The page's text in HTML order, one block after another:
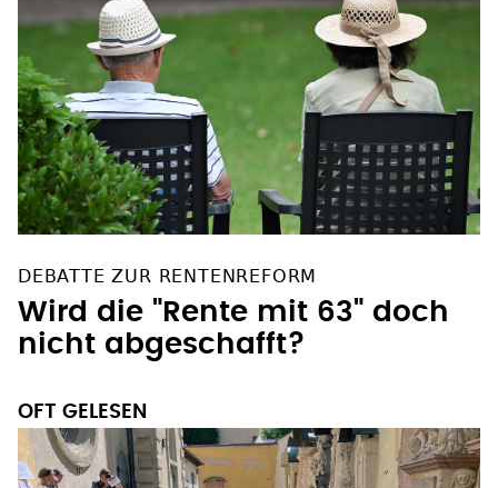
DEBATTE ZUR RENTENREFORM
Wird die "Rente mit 63" doch
nicht abgeschafft?
OFT GELESEN